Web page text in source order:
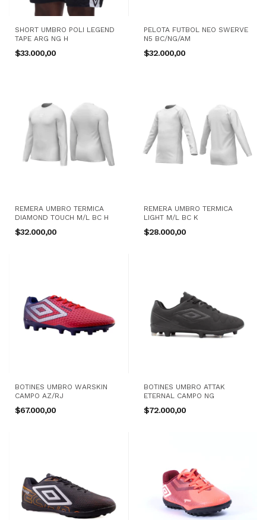
SHORT UMBRO POLI LEGEND
TAPE ARG NG H
$33.000,00
PELOTA FUTBOL NEO SWERVE
N5 BC/NG/AM
$32.000,00
REMERA UMBRO TERMICA
DIAMOND TOUCH M/L BC H
$32.000,00
REMERA UMBRO TERMICA
LIGHT M/L BC K
$28.000,00
BOTINES UMBRO WARSKIN
CAMPO AZ/RJ
$67.000,00
BOTINES UMBRO ATTAK
ETERNAL CAMPO NG
$72.000,00